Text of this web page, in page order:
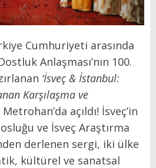
Cumhuriyeti arasında
Anlaşması’nın 100.
‘İsveç & İstanbul:
Karşılaşma ve
açıldı! İsveç’in
ve İsveç Araştırma
derlenen sergi, iki ülke
kültürel ve sanatsal